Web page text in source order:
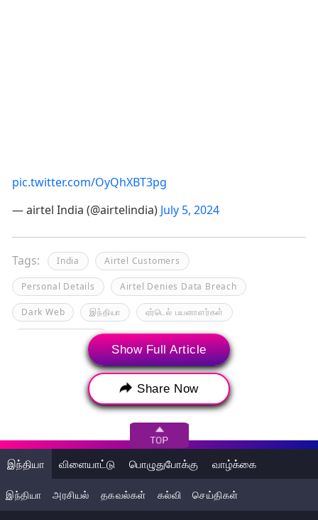
pic.twitter.com/OyQhXBT3pg
— airtel India (@airtelindia) July 5, 2024
Tags: India Airtel Customers
Personal Details Airtel Denies Data Breach
Dark Web இந்தியா ஏர்டெல் பயனாளர்கள்
தனிப்பட்ட விவரங்கள்
தனிப்பட்ட தரவு மீறலை ஏர்டெல் மறுத்துள்ளது டார்க் வெப்
Show Full Article
Share Now
இந்தியா விளையாட்டு பொழுதுபோக்கு வாழ்க்கை
இந்தியா அரசியல் தகவல்கள் கல்வி செய்திகள்